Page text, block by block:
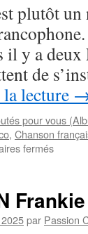
plutôt un
il y a
de
lecture
pour vous
, Chanson
ferméssur
rock
Frankie
par Passion